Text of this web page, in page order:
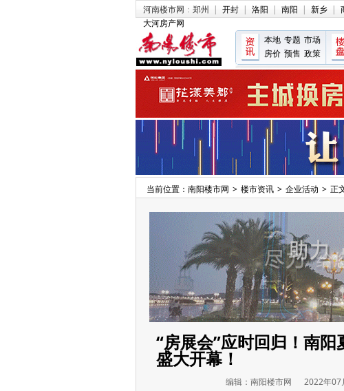
河南楼市网 ： 郑州 | 开封 | 洛阳 | 南阳 | 新乡 |
大河房产网
本地 专题 市场
房价 预售 政策
当前位置： 南阳楼市网 > 楼市资讯 > 企业活动 > 正
“房展会”应时回归！南
盛大开幕！
编辑： 南阳楼市网 2022年07